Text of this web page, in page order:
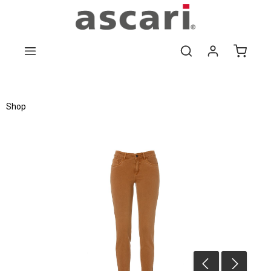
Zum Hauptinhalt springen
Shop